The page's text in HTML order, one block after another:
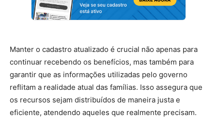
Manter o cadastro atualizado é crucial não apenas para
continuar recebendo os benefícios, mas também para
garantir que as informações utilizadas pelo governo
reflitam a realidade atual das famílias. Isso assegura que
os recursos sejam distribuídos de maneira justa e
eficiente, atendendo aqueles que realmente precisam.